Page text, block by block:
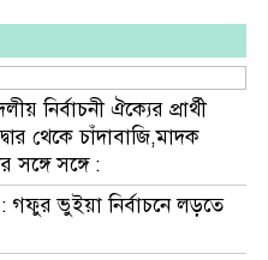
নির্বাচনী ঐক্যের প্রার্থী
থেকে চাঁদাবাজি,মাদক
সঙ্গে সঙ্গে :
ভুইয়া নির্বাচনে লড়তে